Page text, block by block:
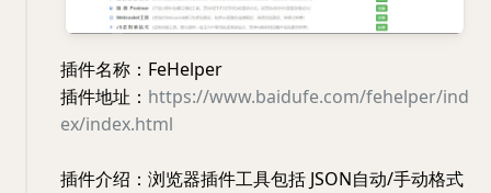
插件名称：FeHelper
插件地址： https://www.baidufe.com/fehelper/ind
ex/index.html
插件介绍：浏览器插件工具包括 JSON自动/手动格式